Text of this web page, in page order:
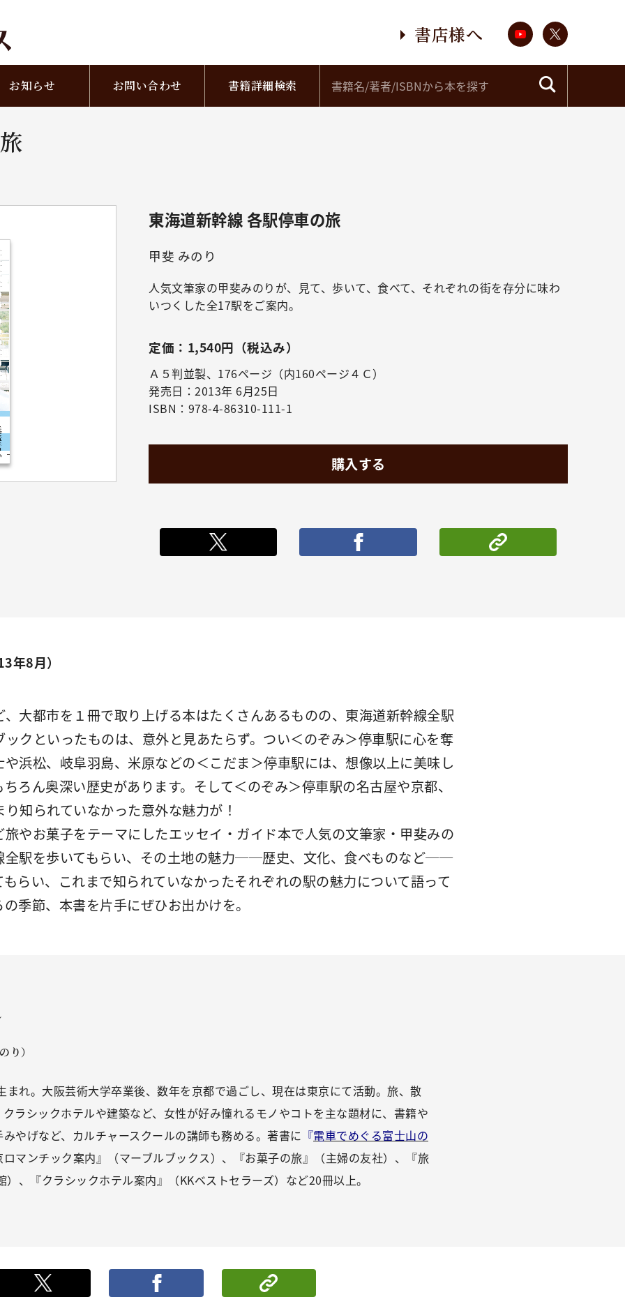
書店様へ
お知らせ お問い合わせ 書籍詳細検索
東海道新幹線 各駅停車の旅
甲斐 みのり
人気文筆家の甲斐みのりが、見て、歩いて、食べて、それぞれの街を存分に味わ
いつくした全17駅をご案内。
定価：1,540円（税込み）
Ａ５判並製、176ページ（内160ページ４Ｃ）
発売日：2013年 6月25日
ISBN：978-4-86310-111-1
購入する
ポストする シェアする
年8月）
大都市を１冊で取り上げる本はたくさんあるものの、東海道新幹線全駅
クといったものは、意外と見あたらず。つい＜のぞみ＞停車駅に心を奪
浜松、岐阜羽島、米原などの＜こだま＞停車駅には、想像以上に美味し
ろん奥深い歴史があります。そして＜のぞみ＞停車駅の名古屋や京都、
知られていなかった意外な魅力が！
やお菓子をテーマにしたエッセイ・ガイド本で人気の文筆家・甲斐みの
全駅を歩いてもらい、その土地の魅力──歴史、文化、食べものなど──
らい、これまで知られていなかったそれぞれの駅の魅力について語って
季節、本書を片手にぜひお出かけを。
り）
まれ。大阪芸術大学卒業後、数年を京都で過ごし、現在は東京にて活動。旅、散
ラシックホテルや建築など、女性が好み憧れるモノやコトを主な題材に、書籍や
やげなど、カルチャースクールの講師も務める。著書に 『電車でめぐる富士山の
マンチック案内』（マーブルブックス）、『お菓子の旅』（主婦の友社）、『旅
、『クラシックホテル案内』（KKベストセラーズ）など20冊以上。
ポストする シェアする